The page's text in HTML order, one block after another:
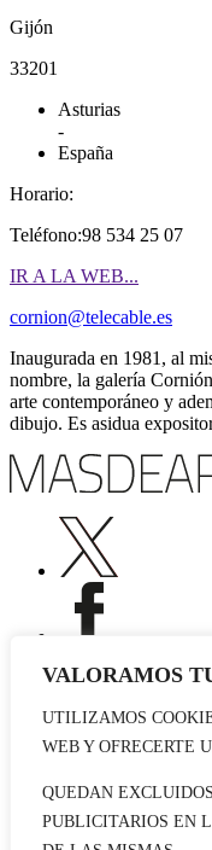
VALORAMOS
UTILIZAMOS
WEB Y OFRECERTE
QUEDAN
PUBLICITARIOS EN
Gijón
33201
Asturias
-
España
Horario:
Teléfono:98 534 25 07
IR A LA WEB...
cornion@telecable.es
Inaugurada en 1981, al
nombre, la galería
arte contemporáneo y
dibujo. Es asidua
Publicidad
Contacto
© 2026 masdearte.